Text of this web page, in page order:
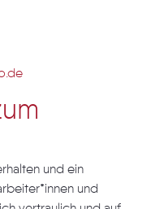
und ein
und